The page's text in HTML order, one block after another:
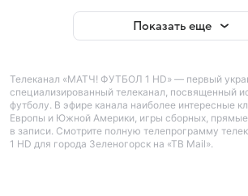
Показать еще
Телеканал «МАТЧ! ФУТБОЛ 1 HD» — первый
специализированный телеканал, посвященный
футболу. В эфире канала наиболее интересные
Европы и Южной Америки, игры сборных, прямые
в записи. Смотрите полную телепрограмму
1 HD для города Зеленогорск на «ТВ Mail».